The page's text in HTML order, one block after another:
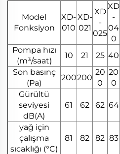
Model
Fonksiyon
XD-
010
XD-
021
XD
-
025
XD
-
04
0
Pompa hızı
(m³/saat)
10 21 25 40
Son basınç
(Pa)
200200
20
0
20
0
Gürültü
seviyesi
dB(A)
61 62 62 64
yağ için
çalışma
sıcaklığı (°C)
81 82 82 83